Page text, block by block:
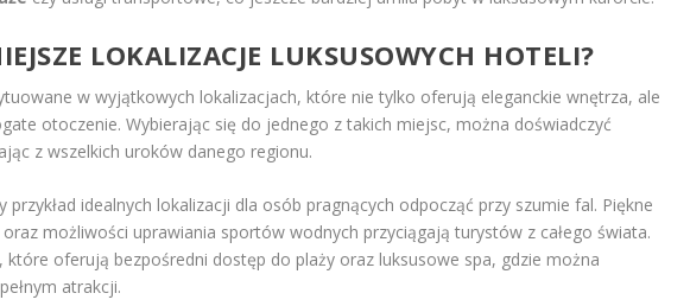
LOKALIZACJE LUKSUSOWYCH HOTELI?
w wyjątkowych lokalizacjach, które nie tylko oferują eleganckie wnętrza, ale
otoczenie. Wybierając się do jednego z takich miejsc, można doświadczyć
z wszelkich uroków danego regionu.
przykład idealnych lokalizacji dla osób pragnących odpocząć przy szumie fal. Piękne
możliwości uprawiania sportów wodnych przyciągają turystów z całego świata.
oferują bezpośredni dostęp do plaży oraz luksusowe spa, gdzie można
atrakcji.